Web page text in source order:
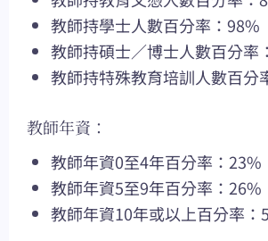
教師持學士人數百分率：98%
教師持碩士／博士人數百分率
教師持特殊教育培訓人數百分
教師年資：
教師年資0至4年百分率：23%
教師年資5至9年百分率：26%
教師年資10年或以上百分率：